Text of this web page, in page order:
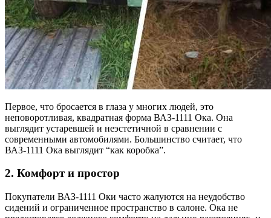
Первое, что бросается в глаза у многих людей, это
неповоротливая, квадратная форма ВАЗ-1111 Ока. Она
выглядит устаревшей и неэстетичной в сравнении с
современными автомобилями. Большинство считает, что
ВАЗ-1111 Ока выглядит “как коробка”.
2. Комфорт и простор
Покупатели ВАЗ-1111 Оки часто жалуются на неудобство
сидений и ограниченное пространство в салоне. Ока не